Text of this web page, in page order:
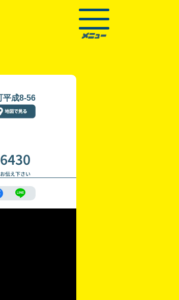
平成8-56
伝え下さい